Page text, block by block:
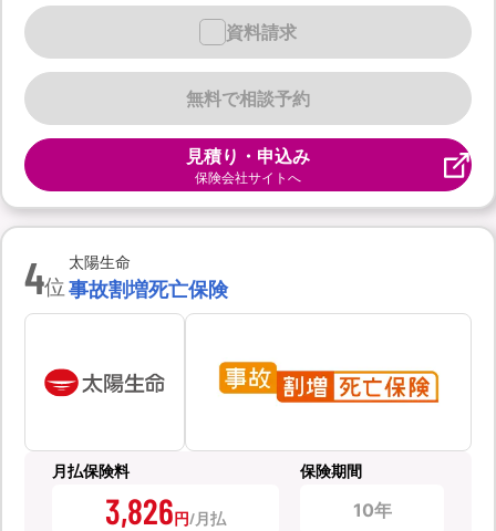
無料で相談予約
資料請求
見積り・申込み
保険会社サイトへ
4位
太陽生命
事故割増死亡保険
月払保険料
3,826円
保険期間
10年